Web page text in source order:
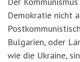
Demokratie nicht
Bulgarien, oder
wie die Ukraine,